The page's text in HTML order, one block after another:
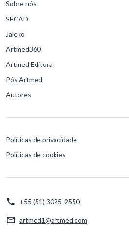
Sobre nós
SECAD
Jaleko
Artmed360
Artmed Editora
Pós Artmed
Autores
Políticas de privacidade
Políticas de cookies
+55 (51) 3025-2550
artmed1@artmed.com